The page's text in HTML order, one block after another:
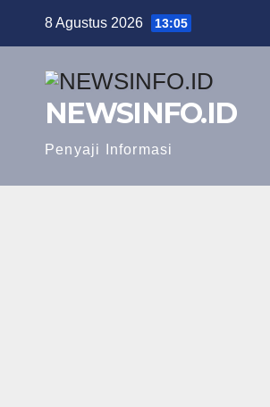
8 Agustus 2026 13:05
NEWSINFO.ID
Penyaji Informasi